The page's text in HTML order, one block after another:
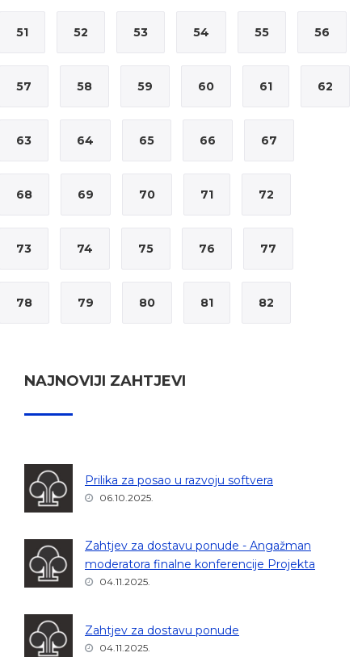
51 52 53 54 55 56
57 58 59 60 61 62
63 64 65 66 67
68 69 70 71 72
73 74 75 76 77
78 79 80 81 82
NAJNOVIJI ZAHTJEVI
Prilika za posao u razvoju softvera
06.10.2025.
Zahtjev za dostavu ponude - Angažman
moderatora finalne konferencije Projekta
04.11.2025.
Zahtjev za dostavu ponude
04.11.2025.